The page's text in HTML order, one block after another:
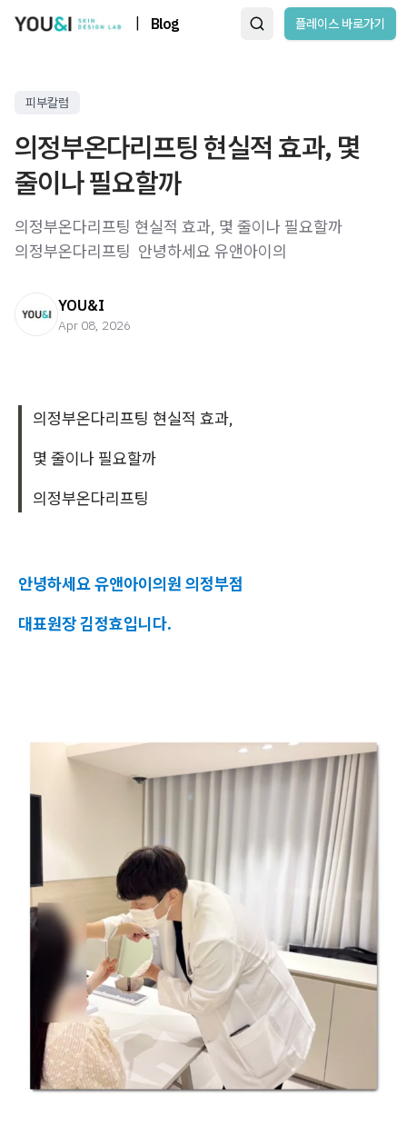
Blog 플레이스 바로가기
피부칼럼
의정부온다리프팅 현실적 효과, 몇
줄이나 필요할까
의정부온다리프팅 현실적 효과, 몇 줄이나 필요할까
의정부온다리프팅 ​ 안녕하세요 유앤아이의
YOU&I
Apr 08, 2026
의정부온다리프팅 현실적 효과,
몇 줄이나 필요할까
의정부온다리프팅
안녕하세요 유앤아이의원 의정부점
대표원장 김정효입니다.